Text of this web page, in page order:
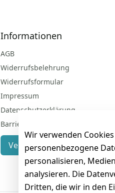
Wir verwenden
personenbezogene
personalisieren,
analysieren. Die
Dritten, die wir in den
Informationen
AGB
Widerrufsbelehrung
Widerrufsformular
Impressum
Datenschutzerklärung
Barrierefreiheitserklärung
Vertrag widerrufen